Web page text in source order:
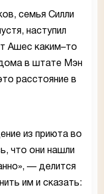
семья Силли
наступил
Ашес каким–то
в штате Мэн
расстояние в
из приюта во
что они нашли
— делится
им и сказать: